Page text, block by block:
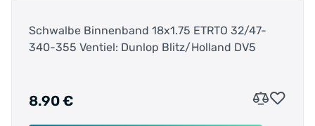
Schwalbe Binnenband 18x1.75 ETRTO 32/47-
340-355 Ventiel: Dunlop Blitz/Holland DV5
8.90 €